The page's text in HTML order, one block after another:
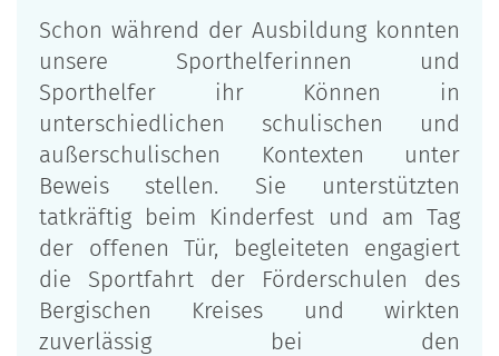
Schon während der Ausbildung konnten
unsere Sporthelferinnen und
Sporthelfer ihr Können in
unterschiedlichen schulischen und
außerschulischen Kontexten unter
Beweis stellen. Sie unterstützten
tatkräftig beim Kinderfest und am Tag
der offenen Tür, begleiteten engagiert
die Sportfahrt der Förderschulen des
Bergischen Kreises und wirkten
zuverlässig bei den